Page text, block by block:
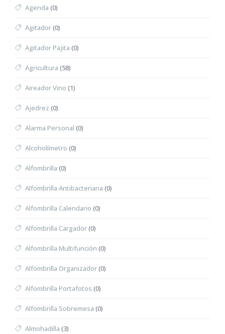
Agenda (0)
Agitador(0)
Agitador Pajita (0)
Agricultura (58)
Aireador Vino (1)
Ajedrez (0)
Alarma Personal (0)
Alcoholímetro (0)
Alfombrilla (0)
Alfombrilla Antibacteriana (0)
Alfombrilla Calendario (0)
Alfombrilla Cargador(0)
Alfombrilla Multifunción (0)
Alfombrilla Organizador(0)
Alfombrilla Portafotos (0)
Alfombrilla Sobremesa (0)
Almohadilla (3)